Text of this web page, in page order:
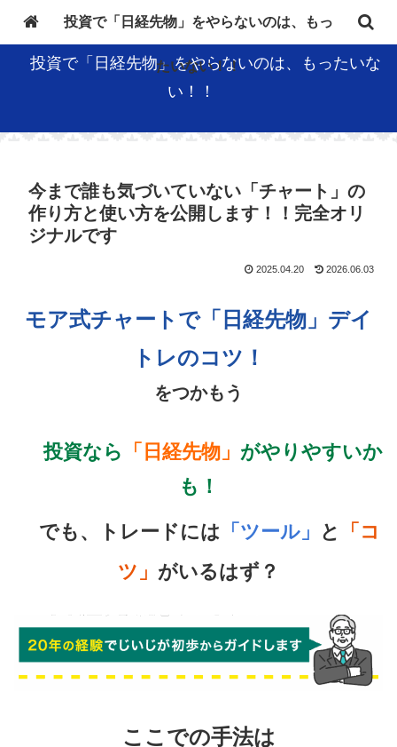
２１世紀をゆっくり楽しもう！
投資で「日経先物」をやらないのは、もったいな
い！！
今まで誰も気づいていない「チャート」の
作り方と使い方を公開します！！完全オリ
ジナルです
2025.04.20 2026.06.03
モア式チャートで「日経先物」デイ
トレのコツ！
をつかもう
投資なら 「 日経先物」 がやりやすいか
も！
でも、トレードには 「ツール」 と
「コ
ツ 」 がいるはず ？
ここでの手法は
投資で「日経先物」をやらないのは、もっ
たいない！！